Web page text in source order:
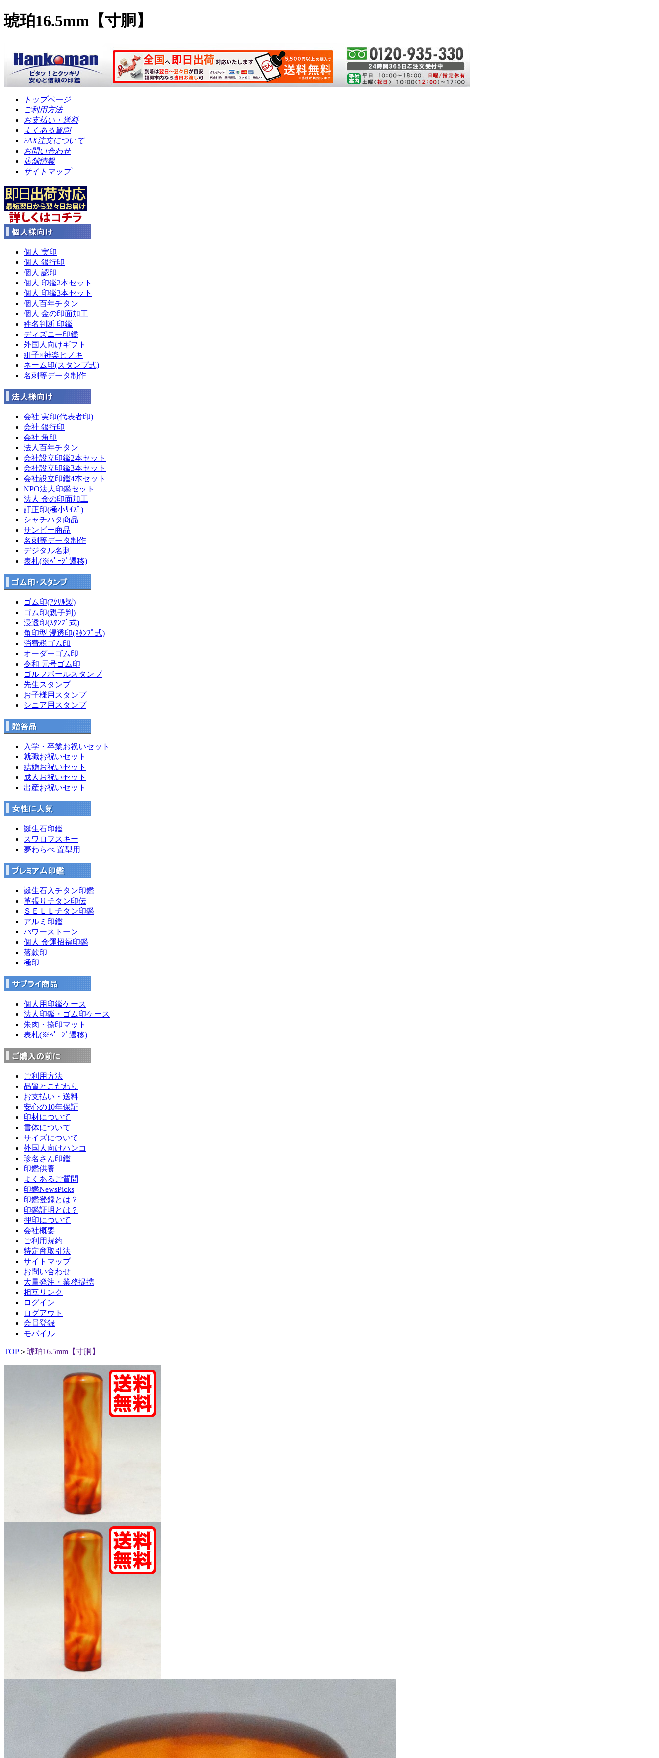
琥珀16.5mm【寸胴】
トップページ
ご利用方法
お支払い・送料
よくある質問
FAX注文について
お問い合わせ
店舗情報
サイトマップ
個人 実印
個人 銀行印
個人 認印
個人 印鑑2本セット
個人 印鑑3本セット
個人百年チタン
個人 金の印面加工
姓名判断 印鑑
ディズニー印鑑
外国人向けギフト
組子×神楽ヒノキ
ネーム印(スタンプ式)
名刺等データ制作
会社 実印(代表者印)
会社 銀行印
会社 角印
法人百年チタン
会社設立印鑑2本セット
会社設立印鑑3本セット
会社設立印鑑4本セット
NPO法人印鑑セット
法人 金の印面加工
訂正印(極小ｻｲｽﾞ)
シャチハタ商品
サンビー商品
名刺等データ制作
デジタル名刺
表札(※ﾍﾟｰｼﾞ遷移)
ゴム印(ｱｸﾘﾙ製)
ゴム印(親子判)
浸透印(ｽﾀﾝﾌﾟ式)
角印型 浸透印(ｽﾀﾝﾌﾟ式)
消費税ゴム印
オーダーゴム印
令和 元号ゴム印
ゴルフボールスタンプ
先生スタンプ
お子様用スタンプ
シニア用スタンプ
入学・卒業お祝いセット
就職お祝いセット
結婚お祝いセット
成人お祝いセット
出産お祝いセット
誕生石印鑑
スワロフスキー
夢わらべ 置型用
誕生石入チタン印鑑
革張りチタン印伝
ＳＥＬＬチタン印鑑
アルミ印鑑
パワーストーン
個人 金運招福印鑑
落款印
極印
個人用印鑑ケース
法人印鑑・ゴム印ケース
朱肉・捺印マット
表札(※ﾍﾟｰｼﾞ遷移)
ご利用方法
品質とこだわり
お支払い・送料
安心の10年保証
印材について
書体について
サイズについて
外国人向けハンコ
珍名さん印鑑
印鑑供養
よくあるご質問
印鑑NewsPicks
印鑑登録とは？
印鑑証明とは？
押印について
会社概要
ご利用規約
特定商取引法
サイトマップ
お問い合わせ
大量発注・業務提携
相互リンク
ログイン
ログアウト
会員登録
モバイル
TOP ＞ 琥珀16.5mm【寸胴】